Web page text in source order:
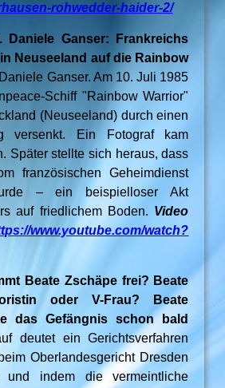
rohwedder-haider-2/
Daniele Ganser: Frankreichs
Neuseeland auf die Rainbow
Ganser. Am 10. Juli 1985
Schiff "Rainbow Warrior"
(Neuseeland) durch einen
versenkt. Ein Fotograf kam
Später stellte sich heraus, dass
französischen Geheimdienst
– ein beispielloser Akt
auf friedlichem Boden. Video
www.youtube.com/watch?
Beate Zschäpe frei? Beate
oder V-Frau? Beate
das Gefängnis schon bald
deutet ein Gerichtsverfahren
Oberlandesgericht Dresden
und indem die vermeintliche